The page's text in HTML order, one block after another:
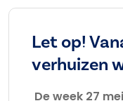
Let op!
verhuizen
De week 27